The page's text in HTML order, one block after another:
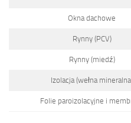
Okna dachowe
Rynny (PCV)
Rynny (miedź)
Izolacja (wełna
Folie paroizolacyjne i